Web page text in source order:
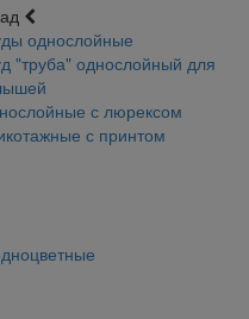
однослойные
"труба" однослойный для
с люрексом
с принтом